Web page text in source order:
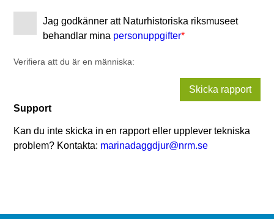
Jag godkänner att Naturhistoriska riksmuseet
behandlar mina personuppgifter*
Verifiera att du är en människa:
Skicka rapport
Support
Kan du inte skicka in en rapport eller upplever tekniska
problem? Kontakta: marinadaggdjur@nrm.se